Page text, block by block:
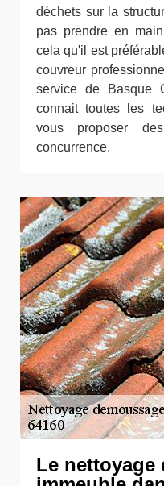
déchets sur la
pas prendre en
cela qu'il est
couvreur
service de Basque
connait toutes les
vous proposer
concurrence.
Le